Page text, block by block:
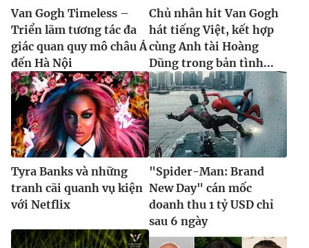
Van Gogh Timeless –
Triển lãm tương tác đa
giác quan quy mô châu Á
đến Hà Nội
Chủ nhân hit Van Gogh
hát tiếng Việt, kết hợp
cùng Anh tài Hoàng
Dũng trong bản tình...
Tyra Banks và những
tranh cãi quanh vụ kiện
với Netflix
"Spider-Man: Brand
New Day" cán mốc
doanh thu 1 tỷ USD chỉ
sau 6 ngày